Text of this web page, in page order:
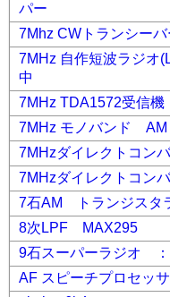
パー
7Mhz CWトランシー
7MHz 自作短波ラジ
中
7MHz TDA1572受信機
7MHz モノバンド AM
7MHzダイレクトコン
7MHzダイレクトコン
7石AM トランジスタ
8次LPF MAX295
9石スーパーラジオ
AF スピーチプロセッ